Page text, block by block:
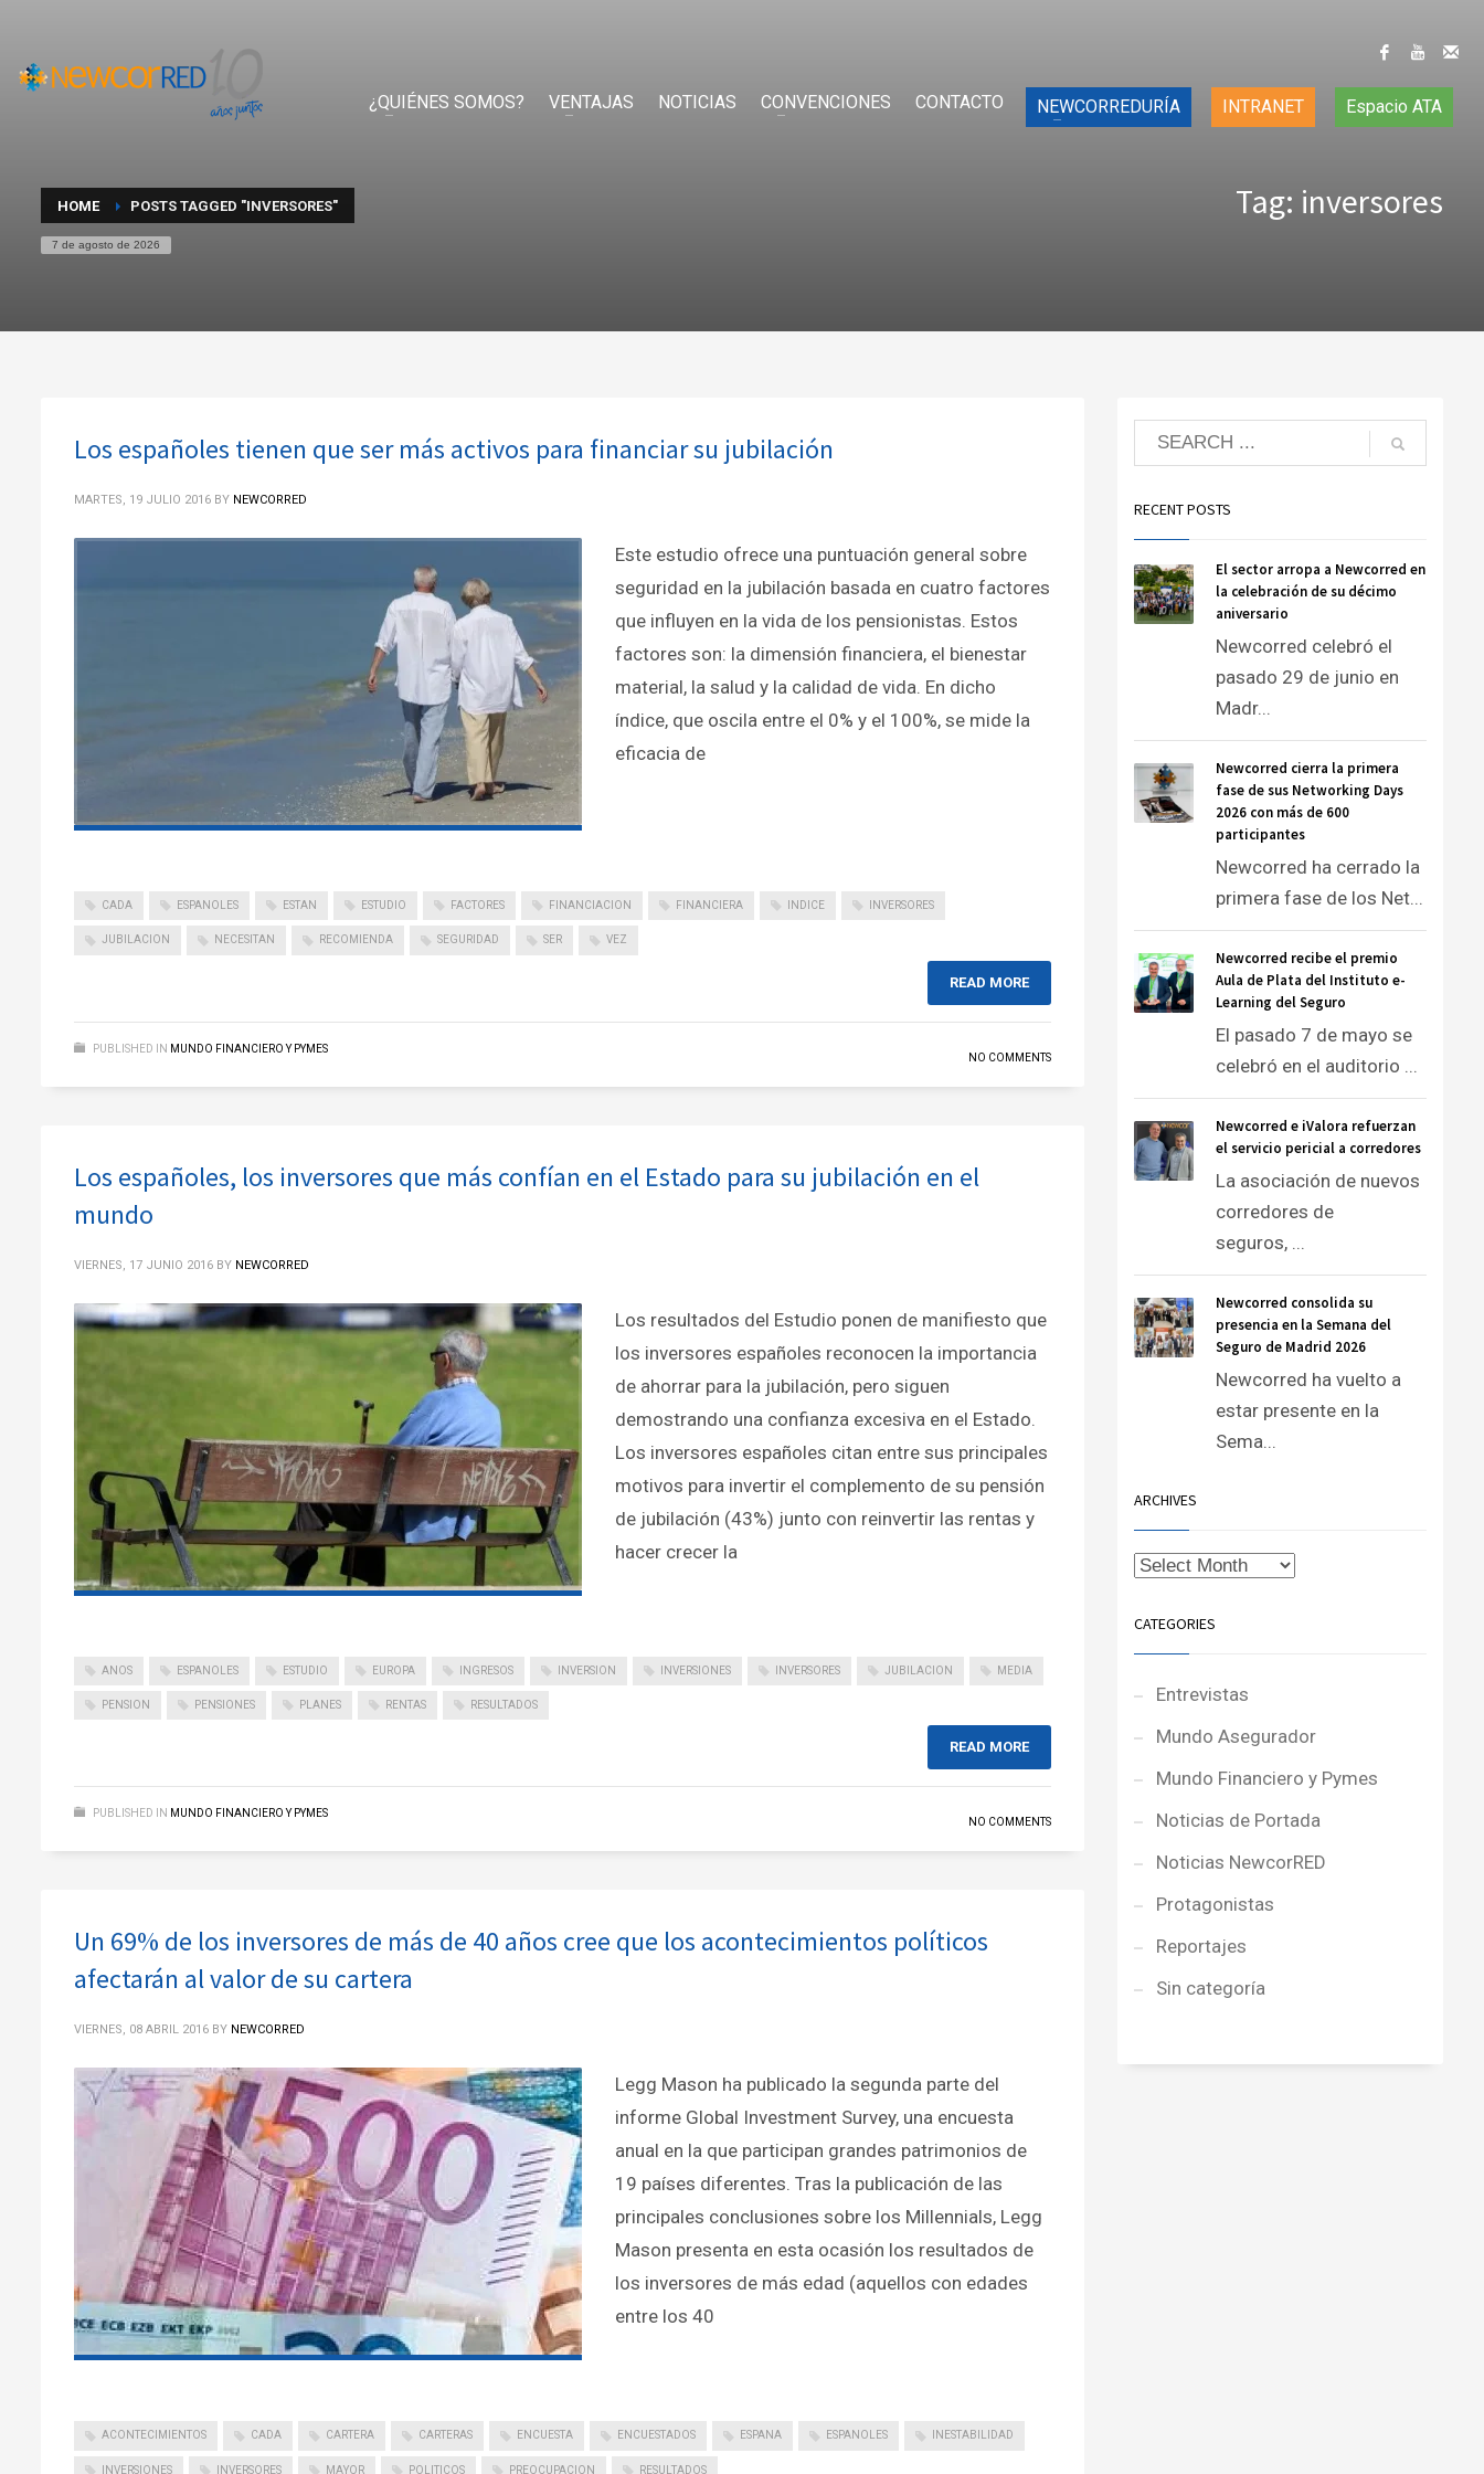
¿QUIÉNES SOMOS? VENTAJAS NOTICIAS CONVENCIONES CONTACTO NEWCORREDURÍA INTRANET Espacio ATA
HOME POSTS TAGGED "INVERSORES"
7 de agosto de 2026
Tag: inversores
Los españoles tienen que ser más activos para financiar su jubilación
MARTES, 19 JULIO 2016 BY NEWCORRED
Este estudio ofrece una puntuación general sobre
seguridad en la jubilación basada en cuatro factores
que influyen en la vida de los pensionistas. Estos
factores son: la dimensión financiera, el bienestar
material, la salud y la calidad de vida. En dicho
índice, que oscila entre el 0% y el 100%, se mide la
eficacia de
CADA ESPANOLES ESTAN ESTUDIO FACTORES FINANCIACION FINANCIERA INDICE INVERSORES
JUBILACION NECESITAN RECOMIENDA SEGURIDAD SER VEZ
READ MORE
PUBLISHED IN MUNDO FINANCIERO Y PYMES
NO COMMENTS
Los españoles, los inversores que más confían en el Estado para su jubilación en el
mundo
VIERNES, 17 JUNIO 2016 BY NEWCORRED
Los resultados del Estudio ponen de manifiesto que
los inversores españoles reconocen la importancia
de ahorrar para la jubilación, pero siguen
demostrando una confianza excesiva en el Estado.
Los inversores españoles citan entre sus principales
motivos para invertir el complemento de su pensión
de jubilación (43%) junto con reinvertir las rentas y
hacer crecer la
ANOS ESPANOLES ESTUDIO EUROPA INGRESOS INVERSION INVERSIONES INVERSORES JUBILACION MEDIA
PENSION PENSIONES PLANES RENTAS RESULTADOS
READ MORE
PUBLISHED IN MUNDO FINANCIERO Y PYMES
NO COMMENTS
Un 69% de los inversores de más de 40 años cree que los acontecimientos políticos
afectarán al valor de su cartera
VIERNES, 08 ABRIL 2016 BY NEWCORRED
Legg Mason ha publicado la segunda parte del
informe Global Investment Survey, una encuesta
anual en la que participan grandes patrimonios de
19 países diferentes. Tras la publicación de las
principales conclusiones sobre los Millennials, Legg
Mason presenta en esta ocasión los resultados de
los inversores de más edad (aquellos con edades
entre los 40
ACONTECIMIENTOS CADA CARTERA CARTERAS ENCUESTA ENCUESTADOS ESPANA ESPANOLES INESTABILIDAD
INVERSIONES INVERSORES MAYOR POLITICOS PREOCUPACION RESULTADOS
RECENT POSTS
El sector arropa a Newcorred en
la celebración de su décimo
aniversario
Newcorred celebró el
pasado 29 de junio en
Madr...
Newcorred cierra la primera
fase de sus Networking Days
2026 con más de 600
participantes
Newcorred ha cerrado la
primera fase de los Net...
Newcorred recibe el premio
Aula de Plata del Instituto e-
Learning del Seguro
El pasado 7 de mayo se
celebró en el auditorio ...
Newcorred e iValora refuerzan
el servicio pericial a corredores
La asociación de nuevos
corredores de
seguros, ...
Newcorred consolida su
presencia en la Semana del
Seguro de Madrid 2026
Newcorred ha vuelto a
estar presente en la
Sema...
ARCHIVES
CATEGORIES
Entrevistas
Mundo Asegurador
Mundo Financiero y Pymes
Noticias de Portada
Noticias NewcorRED
Protagonistas
Reportajes
Sin categoría